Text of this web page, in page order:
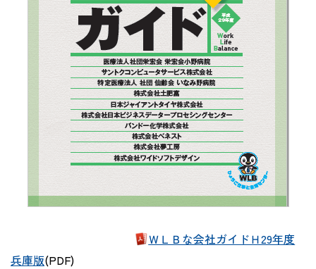
ＷＬＢな会社ガイドＨ29年度
兵庫版(PDF)